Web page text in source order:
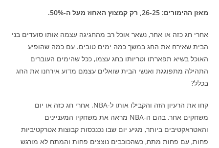
מאזן ההימורים: 26-25, רק קמצוץ האחוז מעל ה-50%.
אחרי חג כזה או אחר, נשאר אוכל רב מהחגיגה עצמה אותו סועדים בני
הבית שאירח את החג במשך כמה ימים טובים. עם כמה שהופיע
האוכל בשיא תפארתו וטריותו בחג עצמו, ככל שהימים העוברים
התהילה מתפוגגת ואנשי הבית שואלים עצמם מדוע אירחנו את החג
בכלל?
קחו את הרעיון הזה והקבילו אותו ל-NBA. אחרי חג כזה או יום
משחקים אחר, בהם ה-NBA מראה את משחקיו המעניינים
והאטראקטיבים ביותר, מגיע יום שבו נכנכסות קבוצות אטרקטיביות
פחות, עם פחות מתח, כשהכוכבים נוצצים פחות והמתח לא מורגש